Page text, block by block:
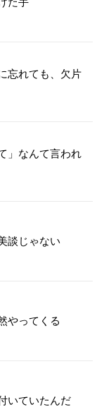
忘れても、欠片
」なんて言われ
談じゃない
やってくる
いていたんだ